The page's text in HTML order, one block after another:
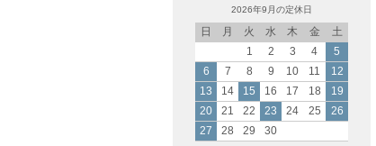
2026年9月の定休日
日 月 火 水 木 金
土
1
2 3 4
5
6
7 8 9 10 11
12
13
14 15 16 17 18
19
20
21 22 23 24 25
26
27
28 29 30